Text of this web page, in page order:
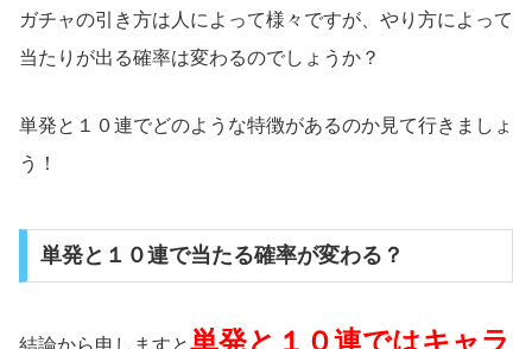
ガチャの引き方は人によって様々ですが、やり方によって
当たりが出る確率は変わるのでしょうか？
単発と１０連でどのような特徴があるのか見て行きましょ
う！
単発と１０連で当たる確率が変わる？
結論から申しますと単発と１０連ではキャラ